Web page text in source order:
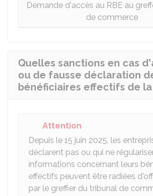
Demande d'accès au RBE au
de commerce
Quelles sanctions en cas
ou de fausse déclaration
bénéficiaires effectifs de
Attention
Depuis le 15 juin 2025, les
déclarent pas ou qui ne
informations concernant leurs
effectifs peuvent être radiées
par le greffier du tribunal de